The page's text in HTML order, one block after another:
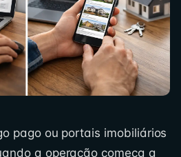
pago ou portais imobiliários
a operação começa a